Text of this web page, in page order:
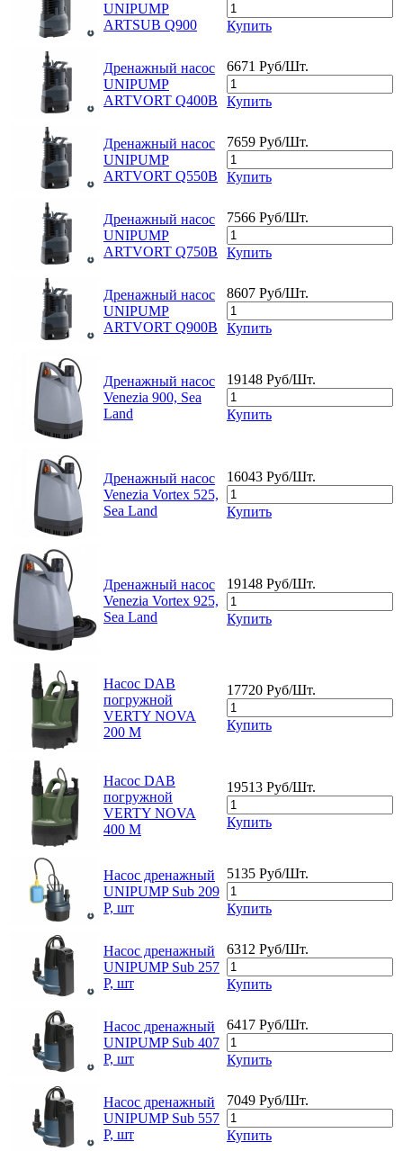
UNIPUMP
ARTSUB Q900
Купить
Дренажный насос
UNIPUMP
ARTVORT Q400B
6671 Руб/Шт.
Купить
Дренажный насос
UNIPUMP
ARTVORT Q550B
7659 Руб/Шт.
Купить
Дренажный насос
UNIPUMP
ARTVORT Q750B
7566 Руб/Шт.
Купить
Дренажный насос
UNIPUMP
ARTVORT Q900B
8607 Руб/Шт.
Купить
Дренажный насос
Venezia 900, Sea
Land
19148 Руб/Шт.
Купить
Дренажный насос
Venezia Vortex 525,
Sea Land
16043 Руб/Шт.
Купить
Дренажный насос
Venezia Vortex 925,
Sea Land
19148 Руб/Шт.
Купить
Насос DAB
погружной
VERTY NOVA
200 M
17720 Руб/Шт.
Купить
Насос DAB
погружной
VERTY NOVA
400 M
19513 Руб/Шт.
Купить
Насос дренажный
UNIPUMP Sub 209
P, шт
5135 Руб/Шт.
Купить
Насос дренажный
UNIPUMP Sub 257
P, шт
6312 Руб/Шт.
Купить
Насос дренажный
UNIPUMP Sub 407
P, шт
6417 Руб/Шт.
Купить
Насос дренажный
UNIPUMP Sub 557
P, шт
7049 Руб/Шт.
Купить